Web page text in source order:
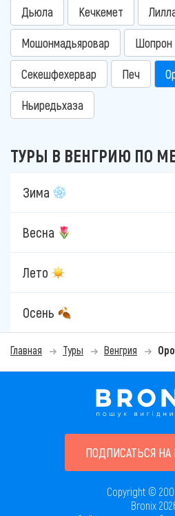
Дьюла Кечкемет
Мошонмадьяровар Шопрон
Секешфехервар Печ
Ньиредьхаза
ТУРЫ В ВЕНГРИЮ ПО
Зима
Весна
Лето
Осень
Главная Туры Венгрия
ПОДПИСАТЬСЯ НА
Copyright ©
Bronix